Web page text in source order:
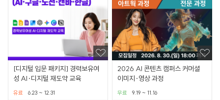
[디지털 입문 패키지] 경력보유여
성 AI·디지털 재도약 교육
6.23 ~ 12.31
유료
2026 AI 콘텐츠 캠퍼스 커머셜
이미지·영상 과정
9.19 ~ 11.16
무료